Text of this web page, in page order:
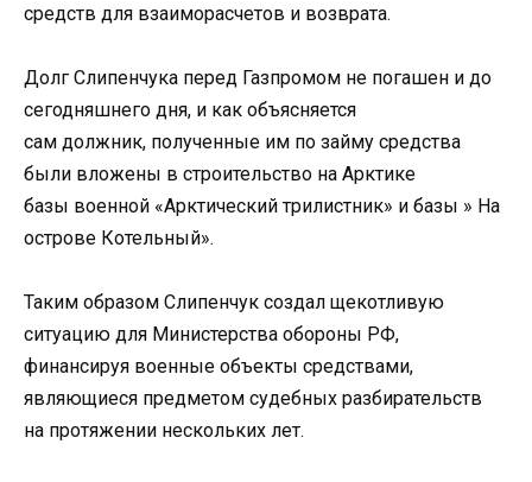
средств для взаиморасчетов и возврата.
Долг Слипенчука перед Газпромом не погашен и до
сегодняшнего дня, и как объясняется
сам должник, полученные им по займу средства
были вложены в строительство на Арктике
базы военной «Арктический трилистник» и базы » На
острове Котельный».
Таким образом Слипенчук создал щекотливую
ситуацию для Министерства обороны РФ,
финансируя военные объекты средствами,
являющиеся предметом судебных разбирательств
на протяжении нескольких лет.